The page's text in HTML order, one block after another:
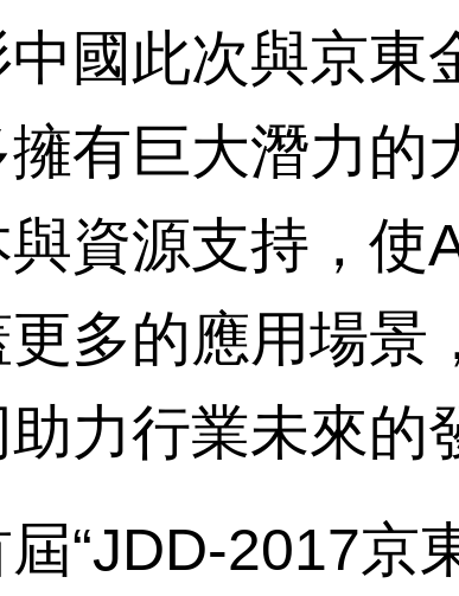
國此次與京東
有巨大潛力的
資源支持，使
多的應用場景
力行業未來的
“JDD-2017京